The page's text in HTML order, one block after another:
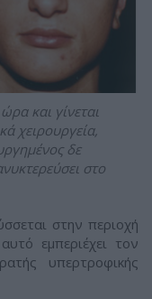
και γίνεται
χειρουργεία,
δε
στο
στην περιοχή
εμπεριέχει τον
υπερτροφικής